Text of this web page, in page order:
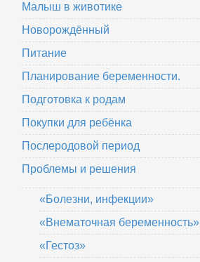
Малыш в животике
Новорождённый
Питание
Планирование беременности.
Подготовка к родам
Покупки для ребёнка
Послеродовой период
Проблемы и решения
«Болезни, инфекции»
«Внематочная беременность»
«Гестоз»